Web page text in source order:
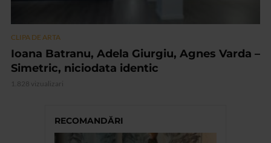
CLIPA DE ARTA
Ioana Batranu, Adela Giurgiu, Agnes Varda –
Simetric, niciodata identic
1.828 vizualizari
RECOMANDĂRI